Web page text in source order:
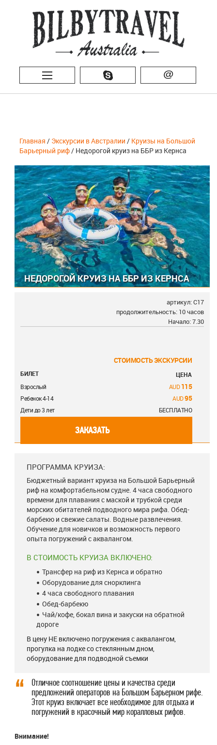
@
Главная / Экскурсии в Австралии / Круизы на Большой
Барьерный риф/ Недорогой круиз на ББР из Кернса
НЕДОРОГОЙ КРУИЗ НА ББР ИЗ КЕРНСА
артикул: С17
продолжительность: 10 часов
Начало: 7.30
СТОИМОСТЬ ЭКСКУРСИИ
БИЛЕТ
ЦЕНА
Взрослый
115
Ребенок 4-14 95
Дети до 3 лет БЕСПЛАТНО
ЗАКАЗАТЬ
ПРОГРАММА КРУИЗА:
Бюджетный вариант круиза на Большой Барьерный
риф на комфортабельном судне. 4 часа свободного
времени для плавания с маской и трубкой среди
морских обитателей подводного мира рифа. Обед-
барбекю и свежие салаты. Водные развлечения.
Обучение для новичков и возможность первого
опыта погружений с аквалангом.
В СТОИМОСТЬ КРУИЗА ВКЛЮЧЕНО:
Трансфер на риф из Кернса и обратно
Оборудование для снорклинга
4 часа свободного плавания
Обед-барбекю
Чай/кофе, бокал вина и закуски на обратной
дороге
В цену НЕ включено погружения с аквалангом,
прогулка на лодке со стеклянным дном,
оборудование для подводной съемки
Отличное соотношение цены и качества среди
предложений операторов на Большом Барьерном рифе.
Этот круиз включает все необходимое для отдыха и
погружений в красочный мир коралловых рифов.
Внимание!